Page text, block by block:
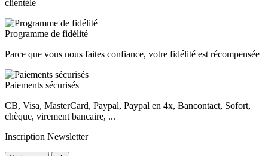
clientèle
Programme de fidélité
Parce que vous nous faites confiance, votre fidélité est récompensée
Paiements sécurisés
CB, Visa, MasterCard, Paypal, Paypal en 4x, Bancontact, Sofort,
chèque, virement bancaire, ...
Inscription Newsletter